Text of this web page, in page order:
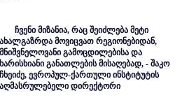
ჩვენი მიზანია, რაც შეიძლება მეტი
ახალგაზრდა მოვიცვათ რეგიონებიდან,
მნიშვნელოვანი გამოცდილებისა და
ხარისხიანი განათლების მისაღებად, - შაკო
ჩხეიძე, ევროპულ-ქართული ინსტიტუტის
აღმასრულებელი დირექტორი